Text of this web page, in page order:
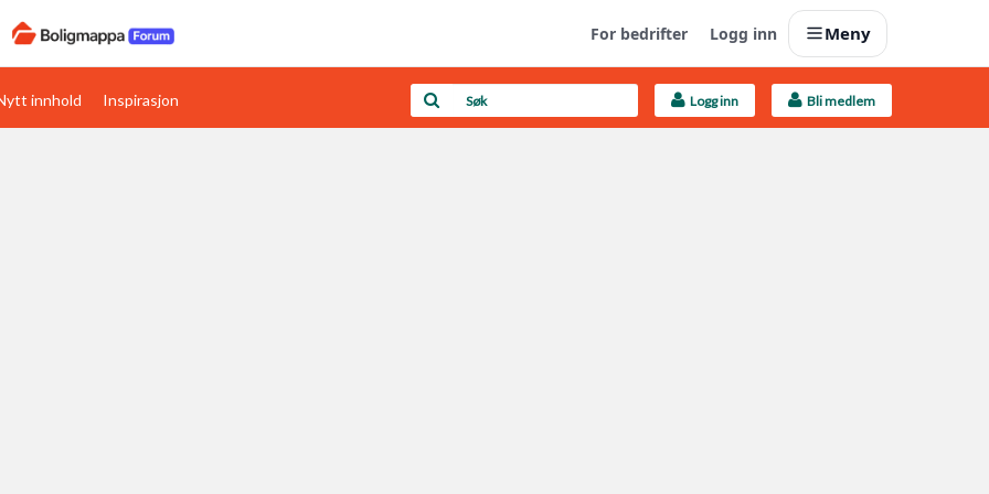
For bedrifter Logg inn Meny
Boligens papirer Last opp selv
innhold Inspirasjon Logg inn Bli medlem